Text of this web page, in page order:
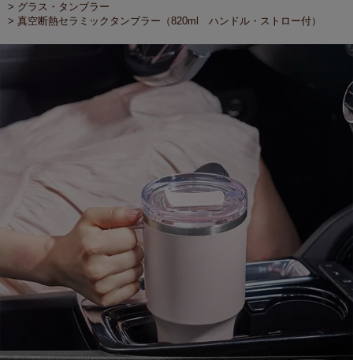
グラス・タンブラー
真空断熱セラミックタンブラー（820ml ハンドル・ストロー付）